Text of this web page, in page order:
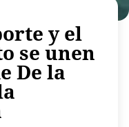
y el
se unen
De la